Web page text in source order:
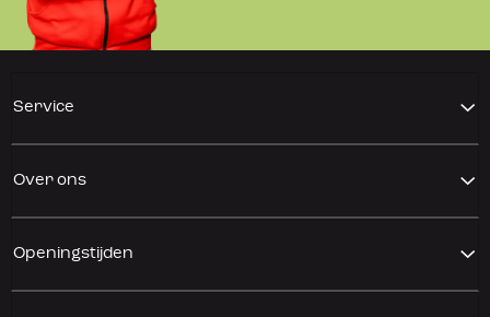
Service
Over ons
Openingstijden